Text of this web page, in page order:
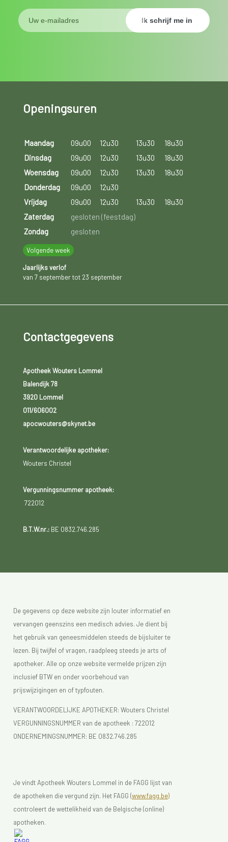
Openingsuren
Maandag 09u00 12u30 13u30
18u30
Dinsdag
09u00 12u30 13u30
18u30
Woensdag
09u00 12u30 13u30
18u30
Donderdag
09u00
12u30
Vrijdag
09u00 12u30 13u30
18u30
Zaterdag
gesloten (feestdag)
Zondag
gesloten
Volgende week
Jaarlijks verlof
van 7 september tot 23 september
Contactgegevens
Apotheek Wouters Lommel
Balendijk 78
3920 Lommel
011/606002
apocwouters@skynet.be
Verantwoordelijke apotheker:
Wouters Christel
Vergunningsnummer apotheek:
722012
B.T.W.nr.:BE 0832.746.285
De gegevens op deze website zijn louter informatief en
vervangen geenszins een medisch advies. Je dient bij
het gebruik van geneesmiddelen steeds de bijsluiter te
lezen. Bij twijfel of vragen, raadpleeg steeds je arts of
apotheker. Alle op onze website vermelde prijzen zijn
inclusief BTW en onder voorbehoud van
prijswijzigingen en of typfouten.
VERANTWOORDELIJKE APOTHEKER: Wouters Christel
VERGUNNINGSNUMMER van de apotheek : 722012
ONDERNEMINGSNUMMER: BE 0832.746.285
Je vindt Apotheek Wouters Lommel in de FAGG lijst van
de apotheken die vergund zijn. Het FAGG (www.fagg.be)
controleert de wettelikheid van de Belgische (online)
apotheken.